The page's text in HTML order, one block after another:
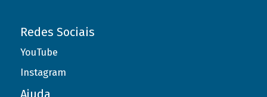
Redes Sociais
YouTube
Instagram
Ajuda